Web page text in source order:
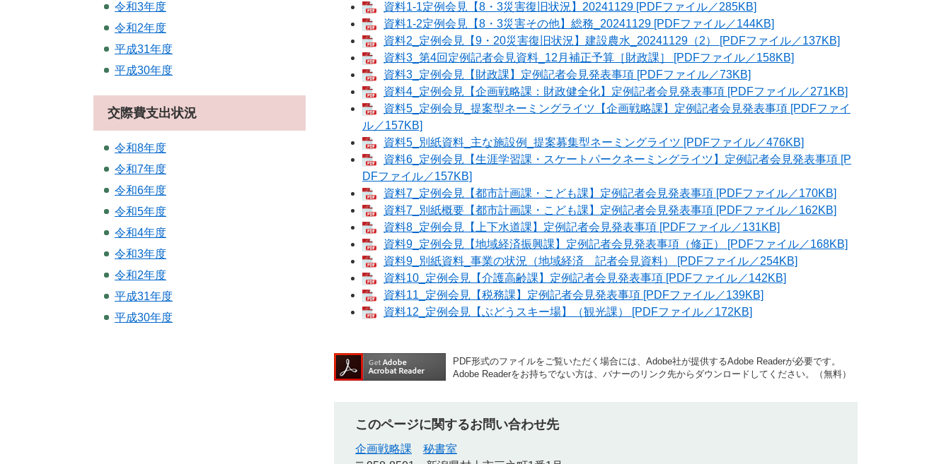
資料1-1定例会見【8・3災害復旧状況】20241129 [PDFファイル／285KB]
資料1-2定例会見【8・3災害その他】総務_20241129 [PDFファイル／144KB]
資料2_定例会見【9・20災害復旧状況】建設農水_20241129（2） [PDFファイル／137KB]
資料3_第4回定例記者会見資料_12月補正予算［財政課］ [PDFファイル／158KB]
資料3_定例会見【財政課】定例記者会見発表事項 [PDFファイル／73KB]
資料4_定例会見【企画戦略課：財政健全化】定例記者会見発表事項 [PDFファイル／271KB]
資料5_定例会見_提案型ネーミングライツ【企画戦略課】定例記者会見発表事項 [PDFファイ
ル／157KB]
資料5_別紙資料_主な施設例_提案募集型ネーミングライツ [PDFファイル／476KB]
資料6_定例会見【生涯学習課・スケートパークネーミングライツ】定例記者会見発表事項 [P
DFファイル／157KB]
資料7_定例会見【都市計画課・こども課】定例記者会見発表事項 [PDFファイル／170KB]
資料7_別紙概要【都市計画課・こども課】定例記者会見発表事項 [PDFファイル／162KB]
資料8_定例会見【上下水道課】定例記者会見発表事項 [PDFファイル／131KB]
資料9_定例会見【地域経済振興課】定例記者会見発表事項（修正） [PDFファイル／168KB]
資料9_別紙資料_事業の状況（地域経済 記者会見資料） [PDFファイル／254KB]
資料10_定例会見【介護高齢課】定例記者会見発表事項 [PDFファイル／142KB]
資料11_定例会見【税務課】定例記者会見発表事項 [PDFファイル／139KB]
資料12_定例会見【ぶどうスキー場】（観光課） [PDFファイル／172KB]
PDF形式のファイルをご覧いただく場合には、Adobe社が提供するAdobe Readerが必要です。
Adobe Readerをお持ちでない方は、バナーのリンク先からダウンロードしてください。（無料）
このページに関するお問い合わせ先
企画戦略課
秘書室
令和3年度
令和2年度
平成31年度
平成30年度
交際費支出状況
令和8年度
令和7年度
令和6年度
令和5年度
令和4年度
令和3年度
令和2年度
平成31年度
平成30年度